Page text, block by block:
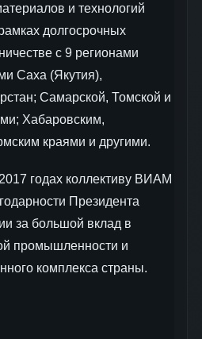
и технологий
долгосрочных
с 9 регионами
Саха (Якутия),
Самарской, Томской и
Хабаровским,
краями и другими.
годах коллективу ВИАМ
Президента
за большой вклад в
промышленности и
комплекса страны.